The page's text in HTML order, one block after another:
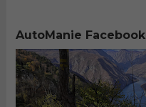
AutoManie Facebook